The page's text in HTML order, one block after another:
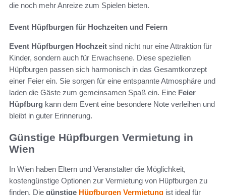
die noch mehr Anreize zum Spielen bieten.
Event Hüpfburgen für Hochzeiten und Feiern
Event Hüpfburgen Hochzeit sind nicht nur eine Attraktion für
Kinder, sondern auch für Erwachsene. Diese speziellen
Hüpfburgen passen sich harmonisch in das Gesamtkonzept
einer Feier ein. Sie sorgen für eine entspannte Atmosphäre und
laden die Gäste zum gemeinsamen Spaß ein. Eine Feier
Hüpfburg kann dem Event eine besondere Note verleihen und
bleibt in guter Erinnerung.
Günstige Hüpfburgen Vermietung in
Wien
In Wien haben Eltern und Veranstalter die Möglichkeit,
kostengünstige Optionen zur Vermietung von Hüpfburgen zu
finden. Die günstige Hüpfburgen Vermietung ist ideal für